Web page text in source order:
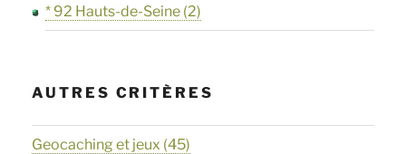
* 92 Hauts-de-Seine (2)
AUTRES CRITÈRES
Geocaching et jeux (45)